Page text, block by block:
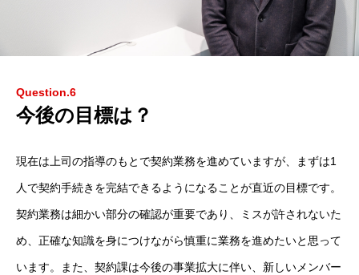
Question.6
今後の目標は？
現在は上司の指導のもとで契約業務を進めていますが、まずは1
人で契約手続きを完結できるようになることが直近の目標です。
契約業務は細かい部分の確認が重要であり、ミスが許されないた
め、正確な知識を身につけながら慎重に業務を進めたいと思って
います。また、契約課は今後の事業拡大に伴い、新しいメンバー